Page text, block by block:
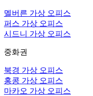
멜버른 가상 오피스
퍼스 가상 오피스
시드니 가상 오피스
중화권
북경 가상 오피스
홍콩 가상 오피스
마카오 가상 오피스